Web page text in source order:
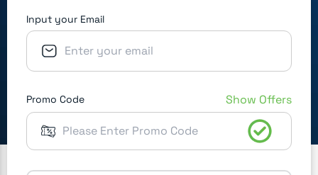
Input your Email
Promo Code Show Offers